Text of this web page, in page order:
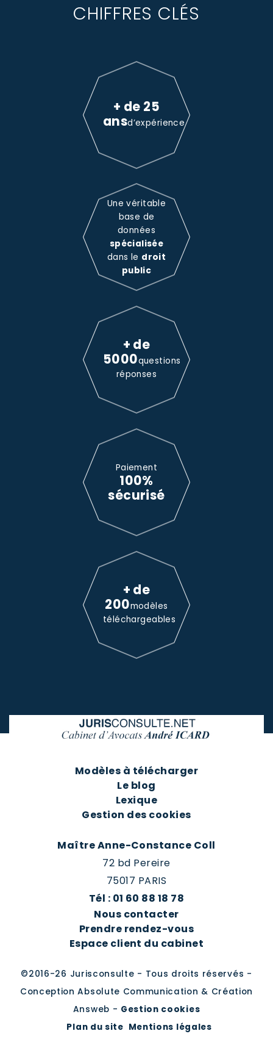
CHIFFRES CLÉS
+ de 25
ansd’expérience
Une véritable
base de
données
spécialisée
dans le droit
public
+ de
5000questions
réponses
Paiement
100%
sécurisé
+ de
200modèles
téléchargeables
Modèles à télécharger
Le blog
Lexique
Gestion des cookies
Maître Anne-Constance Coll
72 bd Pereire
75017 PARIS
Tél : 01 60 88 18 78
Nous contacter
Prendre rendez-vous
Espace client du cabinet
©2016-26 Jurisconsulte - Tous droits réservés -
Conception Absolute Communication & Création
Answeb - Gestion cookies
Plan du site Mentions légales